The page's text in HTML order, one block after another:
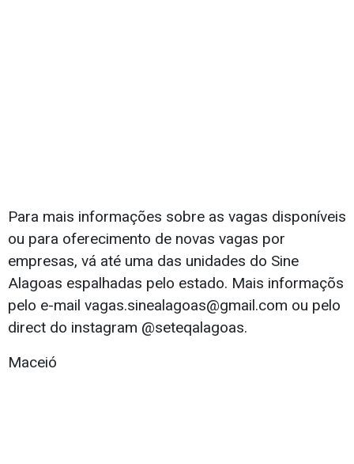
Para mais informações sobre as vagas disponíveis
ou para oferecimento de novas vagas por
empresas, vá até uma das unidades do Sine
Alagoas espalhadas pelo estado. Mais informaçõs
pelo e-mail vagas.sinealagoas@gmail.com ou pelo
direct do instagram @seteqalagoas.
Maceió